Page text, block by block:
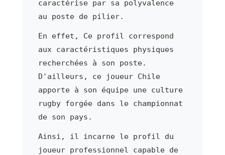
caractérise par sa polyvalence
au poste de pilier.
En effet, Ce profil correspond
aux caractéristiques physiques
recherchées à son poste.
D'ailleurs, ce joueur Chile
apporte à son équipe une culture
rugby forgée dans le championnat
de son pays.
Ainsi, il incarne le profil du
joueur professionnel capable de